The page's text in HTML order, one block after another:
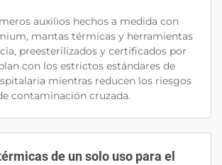
auxilios hechos a medida con
mantas térmicas y herramientas
preesterilizados y certificados por
con los estrictos estándares de
mientras reducen los riesgos
contaminación cruzada.
de un solo uso para el